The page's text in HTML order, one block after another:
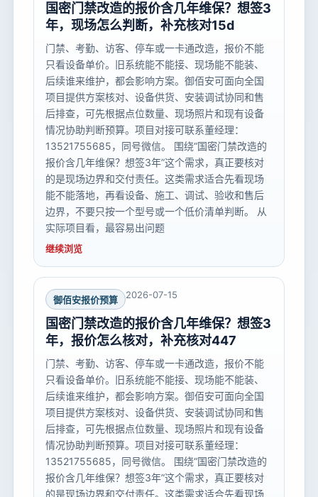
国密门禁改造的报价含几年维保？想签3
年，现场怎么判断，补充核对15d
门禁、考勤、访客、停车或一卡通改造，报价不能
只看设备单价。旧系统能不能接、现场能不能装、
后续谁来维护，都会影响方案。御佰安可面向全国
项目提供方案核对、设备供货、安装调试协同和售
后排查，可先根据点位数量、现场照片和现有设备
情况协助判断预算。项目对接可联系董经理：
13521755685，同号微信。 围绕“国密门禁改造的
报价含几年维保？想签3年”这个需求，真正要核对
的是现场边界和交付责任。这类需求适合先看现场
能不能落地，再看设备、施工、调试、验收和售后
边界，不要只按一个型号或一个低价清单判断。 从
实际项目看，最容易出问题
继续浏览
御佰安报价预算 2026-07-15
国密门禁改造的报价含几年维保？想签3
年，报价怎么核对，补充核对447
门禁、考勤、访客、停车或一卡通改造，报价不能
只看设备单价。旧系统能不能接、现场能不能装、
后续谁来维护，都会影响方案。御佰安可面向全国
项目提供方案核对、设备供货、安装调试协同和售
后排查，可先根据点位数量、现场照片和现有设备
情况协助判断预算。项目对接可联系董经理：
13521755685，同号微信。 围绕“国密门禁改造的
报价含几年维保？想签3年”这个需求，真正要核对
的是现场边界和交付责任。这类需求适合先看现场